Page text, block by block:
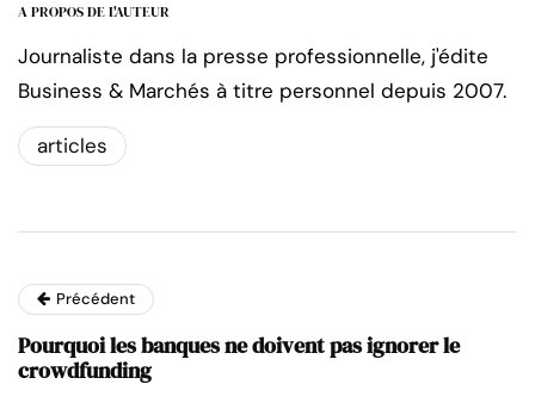
A PROPOS DE L'AUTEUR
Journaliste dans la presse professionnelle, j'édite
Business & Marchés à titre personnel depuis 2007.
articles
Précédent
Pourquoi les banques ne doivent pas ignorer le
crowdfunding